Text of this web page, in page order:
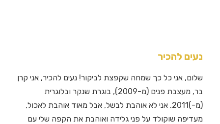
נעים להכיר
שלום, אני כל כך שמחה שקפצת לביקור! נעים להכיר, אני קרן
בר, מעצבת פנים (מ-2009), בוגרת שנקר ובלוגרית
(מ-)2011. אני לא אוהבת לבשל, אבל מאוד אוהבת לאכול,
מעדיפה שוקולד על פני גלידה ואוהבת את הקפה שלי עם